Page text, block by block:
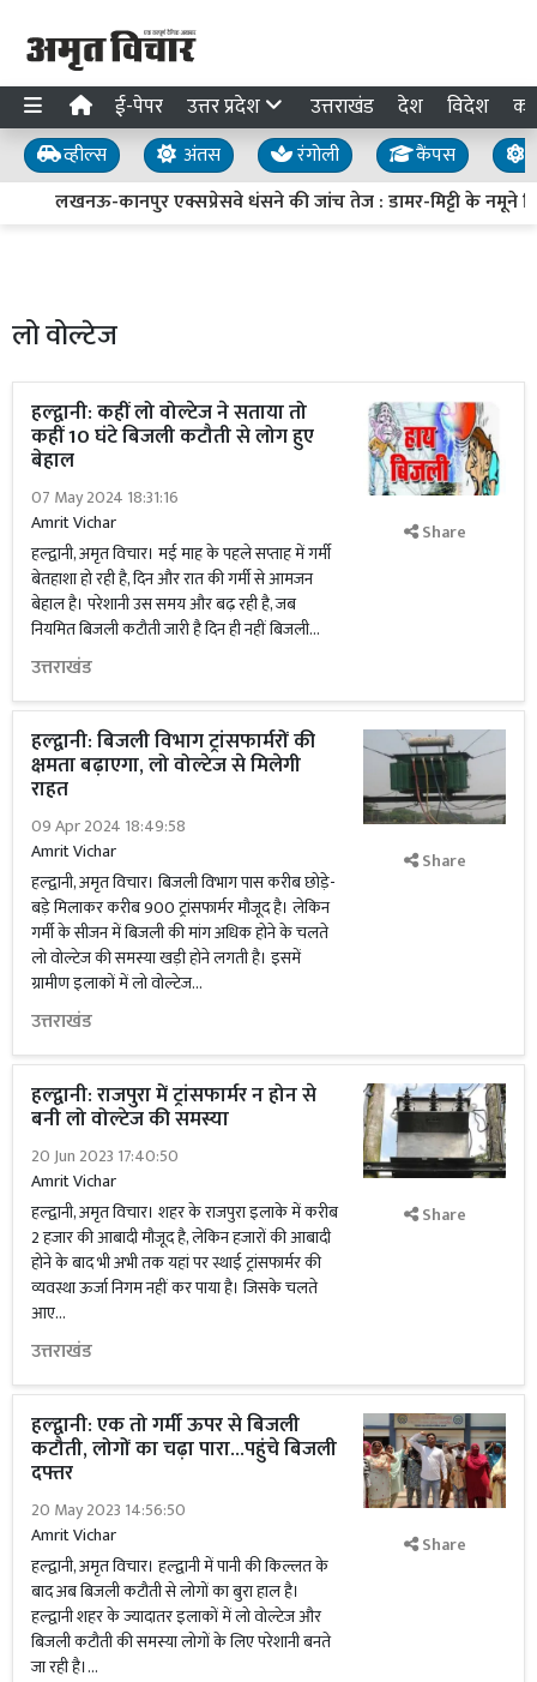
ई-पेपर उत्तर प्रदेश उत्तराखंड देश विदेश
व्हील्स अंतस रंगोली कैंपस
लखनऊ-कानपुर एक्सप्रेसवे धंसने की जांच तेज : डामर-मिट्टी के नमूने
लो वोल्टेज
हल्द्वानी: कहीं लो वोल्टेज ने सताया तो
कहीं 10 घंटे बिजली कटौती से लोग हुए
बेहाल
07 May 2024 18:31:16
Amrit Vichar
हल्द्वानी, अमृत विचार। मई माह के पहले सप्ताह में गर्मी
बेतहाशा हो रही है, दिन और रात की गर्मी से आमजन
बेहाल है। परेशानी उस समय और बढ़ रही है, जब
नियमित बिजली कटौती जारी है दिन ही नहीं बिजली...
उत्तराखंड
Share
हल्द्वानी: बिजली विभाग ट्रांसफार्मरों की
क्षमता बढ़ाएगा, लो वोल्टेज से मिलेगी
राहत
09 Apr 2024 18:49:58
Amrit Vichar
हल्द्वानी, अमृत विचार। बिजली विभाग पास करीब छोड़े-
बड़े मिलाकर करीब 900 ट्रांसफार्मर मौजूद है। लेकिन
गर्मी के सीजन में बिजली की मांग अधिक होने के चलते
लो वोल्टेज की समस्या खड़ी होने लगती है। इसमें
ग्रामीण इलाकों में लो वोल्टेज...
उत्तराखंड
Share
हल्द्वानी: राजपुरा में ट्रांसफार्मर न होन से
बनी लो वोल्टेज की समस्या
20 Jun 2023 17:40:50
Amrit Vichar
हल्द्वानी, अमृत विचार। शहर के राजपुरा इलाके में करीब
2 हजार की आबादी मौजूद है, लेकिन हजारों की आबादी
होने के बाद भी अभी तक यहां पर स्थाई ट्रांसफार्मर की
व्यवस्था ऊर्जा निगम नहीं कर पाया है। जिसके चलते
आए...
उत्तराखंड
Share
हल्द्वानी: एक तो गर्मी ऊपर से बिजली
कटौती, लोगों का चढ़ा पारा...पहुंचे बिजली
दफ्तर
20 May 2023 14:56:50
Amrit Vichar
हल्द्वानी, अमृत विचार। हल्द्वानी में पानी की किल्लत के
बाद अब बिजली कटौती से लोगों का बुरा हाल है।
हल्द्वानी शहर के ज्यादातर इलाकों में लो वोल्टेज और
बिजली कटौती की समस्या लोगों के लिए परेशानी बनते
जा रही है।...
Share